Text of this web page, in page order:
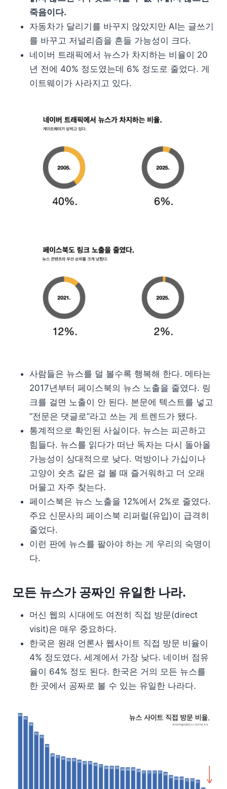
죽음이다.
자동차가 달리기를 바꾸지 않았지만 AI는 글쓰기
를 바꾸고 저널리즘을 흔들 가능성이 크다.
네이버 트래픽에서 뉴스가 차지하는 비율이 20
년 전에 40% 정도였는데 6% 정도로 줄었다. 게
이트웨이가 사라지고 있다.
사람들은 뉴스를 덜 볼수록 행복해 한다. 메타는
2017년부터 페이스북의 뉴스 노출을 줄였다. 링
크를 걸면 노출이 안 된다. 본문에 텍스트를 넣고
“전문은 댓글로”라고 쓰는 게 트렌드가 됐다.
통계적으로 확인된 사실이다. 뉴스는 피곤하고
힘들다. 뉴스를 읽다가 떠난 독자는 다시 돌아올
가능성이 상대적으로 낮다. 먹방이나 가십이나
고양이 숏츠 같은 걸 볼 때 즐거워하고 더 오래
머물고 자주 찾는다.
페이스북은 뉴스 노출을 12%에서 2%로 줄였다.
주요 신문사의 페이스북 리퍼럴(유입)이 급격히
줄었다.
이런 판에 뉴스를 팔아야 하는 게 우리의 숙명이
다.
모든 뉴스가 공짜인 유일한 나라.
머신 웹의 시대에도 여전히 직접 방문(direct
visit)은 매우 중요하다.
한국은 원래 언론사 웹사이트 직접 방문 비율이
4% 정도였다. 세계에서 가장 낮다. 네이버 점유
율이 64% 정도 된다. 한국은 거의 모든 뉴스를
한 곳에서 공짜로 볼 수 있는 유일한 나라다.